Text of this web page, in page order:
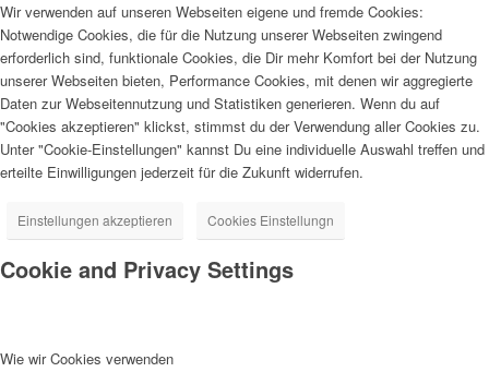
Wir verwenden auf unseren Webseiten eigene und fremde Cookies:
Notwendige Cookies, die für die Nutzung unserer Webseiten zwingend
erforderlich sind, funktionale Cookies, die Dir mehr Komfort bei der Nutzung
unserer Webseiten bieten, Performance Cookies, mit denen wir aggregierte
Daten zur Webseitennutzung und Statistiken generieren. Wenn du auf
"Cookies akzeptieren" klickst, stimmst du der Verwendung aller Cookies zu.
Unter "Cookie-Einstellungen" kannst Du eine individuelle Auswahl treffen und
erteilte Einwilligungen jederzeit für die Zukunft widerrufen.
Einstellungen akzeptieren Cookies Einstellungn
Cookie and Privacy Settings
Wie wir Cookies verwenden